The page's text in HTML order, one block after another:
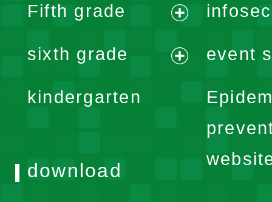
menu
Fifth grade
menu
sixth grade
kindergarten
event
download